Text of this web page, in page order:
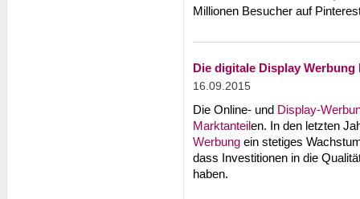
Millionen Besucher auf
Die digitale Display
16.09.2015
Die Online- und Display-
Marktanteilen. In den letzten
Werbung ein stetiges
dass Investitionen in die
haben.